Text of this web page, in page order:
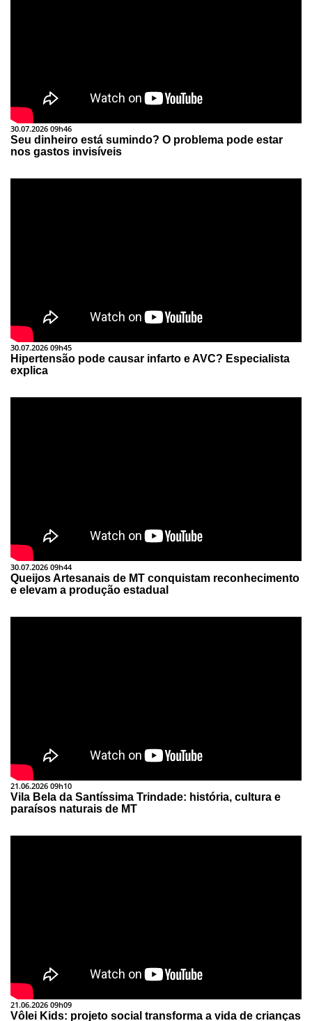
30.07.2026 09h46
Seu dinheiro está sumindo? O problema pode estar
nos gastos invisíveis
30.07.2026 09h45
Hipertensão pode causar infarto e AVC? Especialista
explica
30.07.2026 09h44
Queijos Artesanais de MT conquistam reconhecimento
e elevam a produção estadual
21.06.2026 09h10
Vila Bela da Santíssima Trindade: história, cultura e
paraísos naturais de MT
21.06.2026 09h09
Vôlei Kids: projeto social transforma a vida de crianças